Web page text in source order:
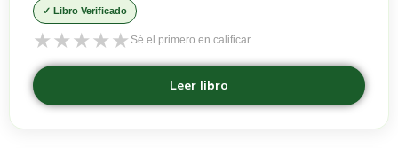
✓ Libro Verificado
★★★★★ Sé el primero en calificar
Leer libro